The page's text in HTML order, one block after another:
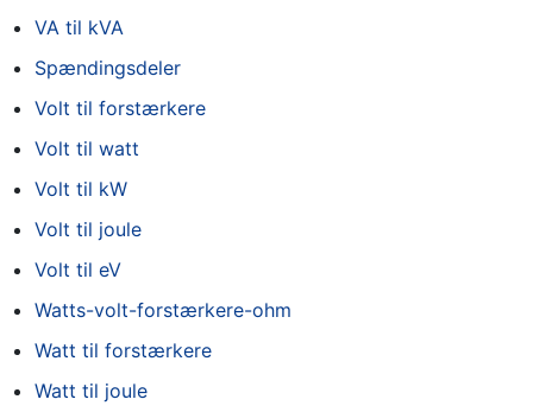
VA til kVA
Spændingsdeler
Volt til forstærkere
Volt til watt
Volt til kW
Volt til joule
Volt til eV
Watts-volt-forstærkere-ohm
Watt til forstærkere
Watt til joule